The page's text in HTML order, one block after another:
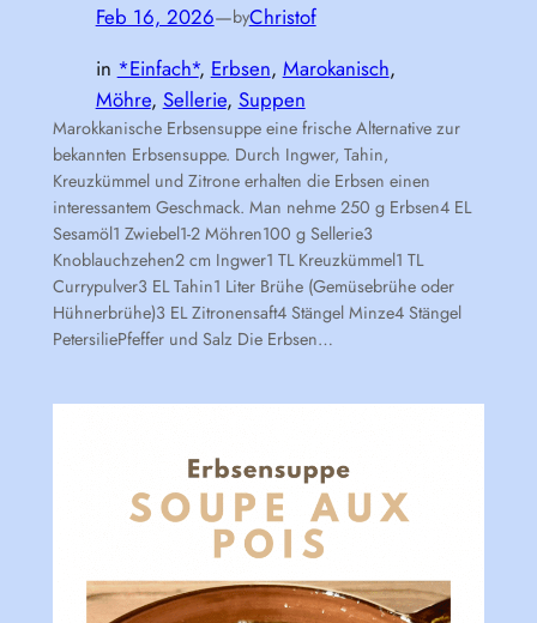
Feb 16, 2026—byChristof
in *Einfach*, Erbsen, Marokanisch
Möhre, Sellerie, Suppen
Marokkanische Erbsensuppe eine frische Alternative zur
bekannten Erbsensuppe. Durch Ingwer, Tahin,
Kreuzkümmel und Zitrone erhalten die Erbsen einen
interessantem Geschmack. Man nehme 250 g Erbsen4 EL
Sesamöl1 Zwiebel1-2 Möhren100 g Sellerie3
Knoblauchzehen2 cm Ingwer1 TL Kreuzkümmel1 TL
Currypulver3 EL Tahin1 Liter Brühe (Gemüsebrühe oder
Hühnerbrühe)3 EL Zitronensaft4 Stängel Minze4 Stängel
PetersiliePfeffer und Salz Die Erbsen…